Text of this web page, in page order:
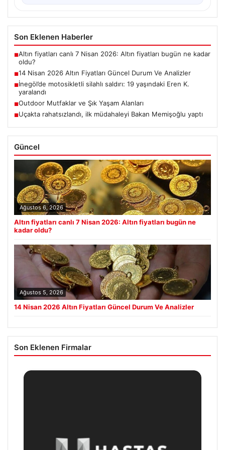
Son Eklenen Haberler
■Altın fiyatları canlı 7 Nisan 2026: Altın fiyatları bugün ne kadar
oldu?
■14 Nisan 2026 Altın Fiyatları Güncel Durum Ve Analizler
■İnegöl’de motosikletli silahlı saldırı: 19 yaşındaki Eren K.
yaralandı
■Outdoor Mutfaklar ve Şık Yaşam Alanları
■Uçakta rahatsızlandı, ilk müdahaleyi Bakan Memişoğlu yaptı
Güncel
Ağustos 6, 2026
Altın fiyatları canlı 7 Nisan 2026: Altın fiyatları bugün ne
kadar oldu?
Ağustos 5, 2026
14 Nisan 2026 Altın Fiyatları Güncel Durum Ve Analizler
Son Eklenen Firmalar